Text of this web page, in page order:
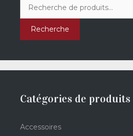
pour :
Recherche
Catégories de produits
Accessoires